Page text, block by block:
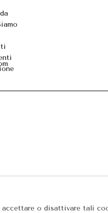
o disattivare tali